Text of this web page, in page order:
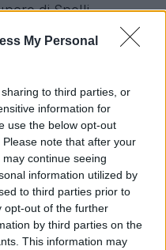
My Personal
to third parties, or
information for
use the below opt-out
note that after your
continue seeing
information utilized by
to third parties prior to
opt-out of the further
by third parties on the
This information may
di Spolli
nell'ultimo
della
Benussi sino al
Tutti
di giocare contro il
A centrocampo
l'alternanza con
Matos, infatti